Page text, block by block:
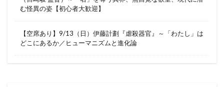
む怪異の姿【初心者大歓迎】
【空席あり】9/13（日）伊藤計劃『虐殺器官』～「わたし」は
どこにあるか／ヒューマニズムと進化論